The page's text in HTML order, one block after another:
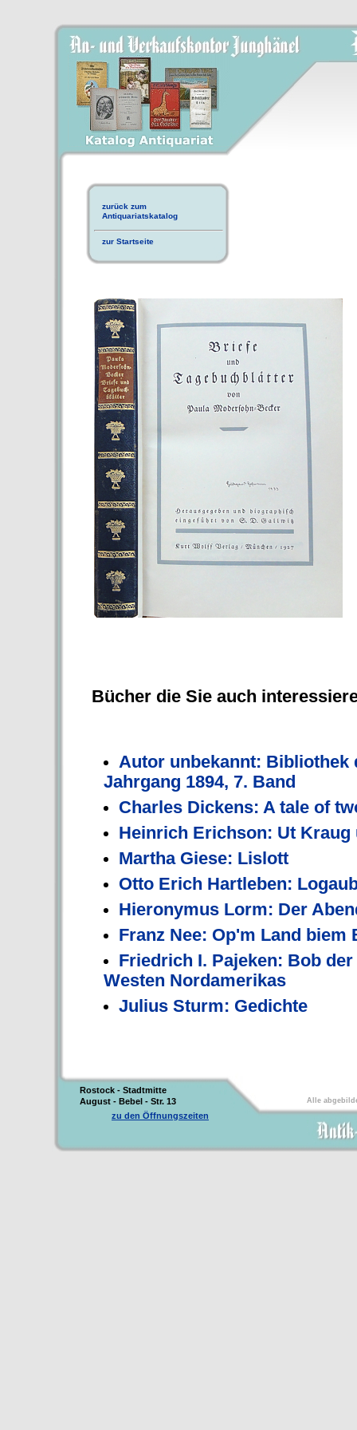
zurück zum
Antiquariatskatalog
zur Startseite
Bücher die Sie auch
Autor unbekannt: Bibliothek
Jahrgang 1894, 7. Band
Charles Dickens: A tale of
Heinrich Erichson: Ut Kraug
Martha Giese: Lislott
Otto Erich Hartleben:
Hieronymus Lorm: Der
Franz Nee: Op'm Land biem
Friedrich I. Pajeken: Bob
Westen Nordamerikas
Julius Sturm: Gedichte
Rostock - Stadtmitte
August - Bebel - Str. 13
zu den Öffnungszeiten
Alle